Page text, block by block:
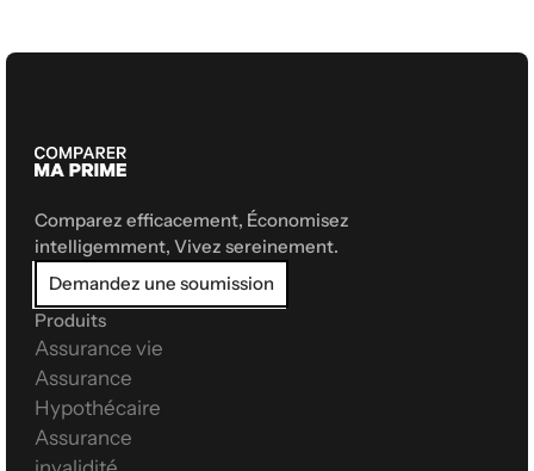
Comparez efficacement, Économisez
intelligemment, Vivez sereinement.
Demandez une soumission
Produits
Assurance vie
Assurance
Hypothécaire
Assurance